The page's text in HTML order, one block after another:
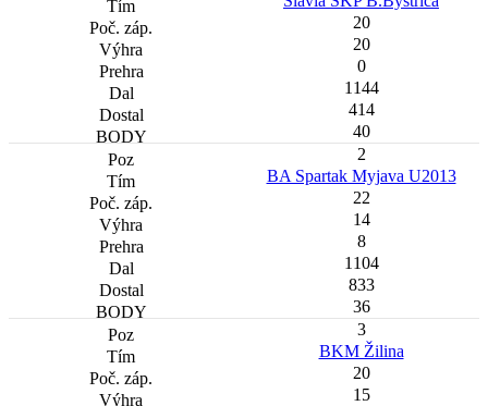
20
20
0
1144
414
40
2
BA Spartak Myjava U2013
22
14
8
1104
833
36
3
BKM Žilina
20
15